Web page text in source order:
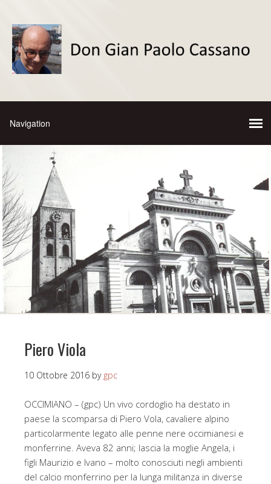
Piero Viola
10 Ottobre 2016 by gpc
OCCIMIANO – (gpc) Un vivo cordoglio ha destato in
paese la scomparsa di Piero Vola, cavaliere alpino
particolarmente legato alle penne nere occimianesi e
monferrine. Aveva 82 anni; lascia la moglie Angela, i
figli Maurizio e Ivano – molto conosciuti negli ambienti
del calcio monferrino per la lunga militanza in diverse